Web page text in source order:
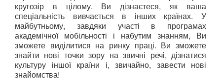
кругозір в цілому. Ви дізнаєтеся, як ваша
спеціальність вивчається в інших країнах. У
майбутньому, завдяки участі в програмах
академічної мобільності і набутим знанням, Ви
зможете виділитися на ринку праці. Ви зможете
знайти нові точки зору на звичні речі, дізнатися
культуру іншої країни і, звичайно, завести нові
знайомства!